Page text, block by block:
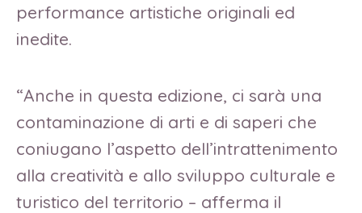
performance artistiche originali ed
inedite.
“Anche in questa edizione, ci sarà una
contaminazione di arti e di saperi che
coniugano l’aspetto dell’intrattenimento
alla creatività e allo sviluppo culturale e
turistico del territorio – afferma il